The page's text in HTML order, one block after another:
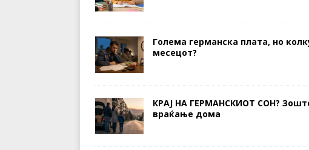
Голема германска плата, но
месецот?
КРАЈ НА ГЕРМАНСКИОТ СОН?
враќање дома